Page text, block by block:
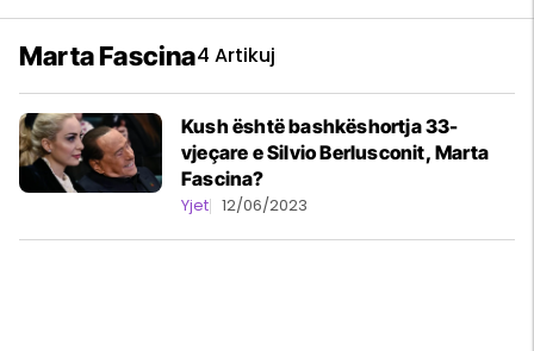
Marta Fascina4 Artikuj
Kush është bashkëshortja 33-
vjeçare e Silvio Berlusconit, Marta
Fascina?
Yjet 12/06/2023